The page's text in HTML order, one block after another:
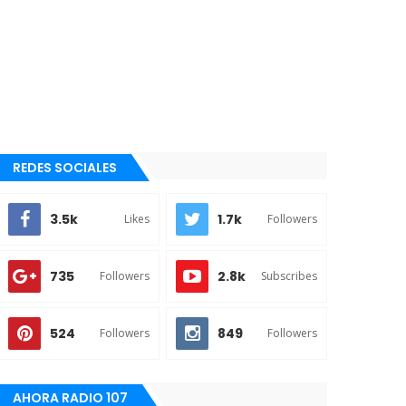
REDES SOCIALES
3.5k Likes 1.7k Followers
735 Followers 2.8k Subscribes
524 Followers 849 Followers
AHORA RADIO 107